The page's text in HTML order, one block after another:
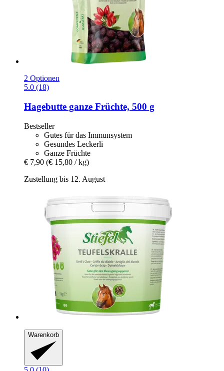
2 Optionen
5.0 (18)
Hagebutte ganze Früchte, 500 g
Bestseller
Gutes für das Immunsystem
Gesundes Leckerli
Ganze Früchte
€ 7,90 (€ 15,80 / kg)
Zustellung bis 12. August
Warenkorb